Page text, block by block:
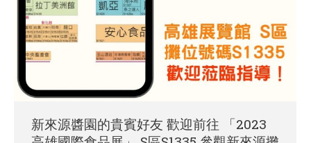
新來源醬園的貴賓好友 歡迎前往 「2023